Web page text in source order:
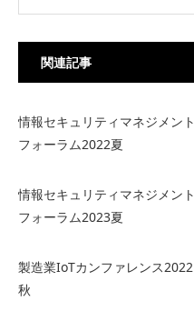
関連記事
情報セキュリティマネジメント
フォーラム2022夏
情報セキュリティマネジメント
フォーラム2023夏
製造業IoTカンファレンス2022
秋